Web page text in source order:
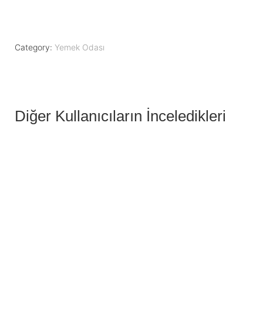
Category: Yemek Odası
Diğer Kullanıcıların İnceledikleri